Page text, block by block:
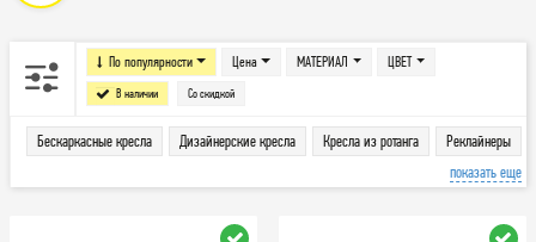
По популярности Цена
В наличии Со скидкой
МАТЕРИАЛ ЦВЕТ
Бескаркасные кресла Дизайнерские кресла Кресла из ротанга
Реклайнеры
показать еще